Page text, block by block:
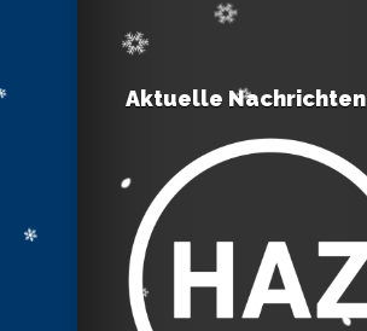
Aktuelle Nachrichten